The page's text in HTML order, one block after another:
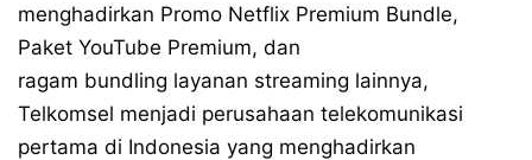
menghadirkan Promo Netflix Premium Bundle,
Paket YouTube Premium, dan
ragam bundling layanan streaming lainnya,
Telkomsel menjadi perusahaan telekomunikasi
pertama di Indonesia yang menghadirkan